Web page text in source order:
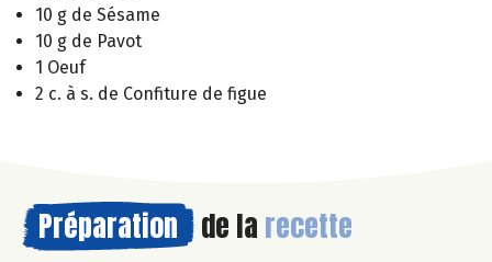
10 g de Sésame
10 g de Pavot
1 Oeuf
2 c. à s. de Confiture de figue
Préparation de la recette